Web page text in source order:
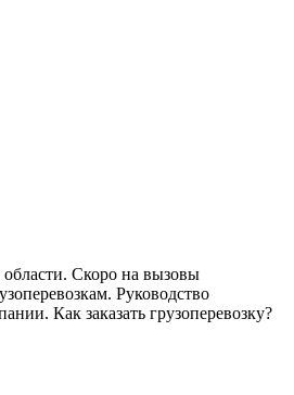
Скоро на вызовы
Руководство
Как заказать грузоперевозку?